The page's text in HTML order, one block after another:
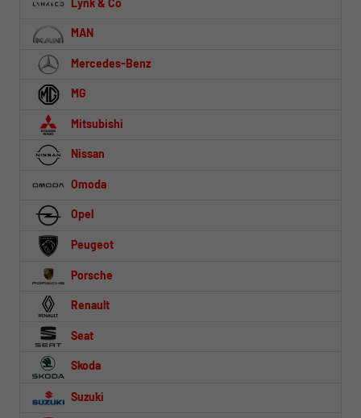
MAN
Mercedes-Benz
MG
Mitsubishi
Nissan
Omoda
Opel
Peugeot
Porsche
Renault
Seat
Skoda
Suzuki